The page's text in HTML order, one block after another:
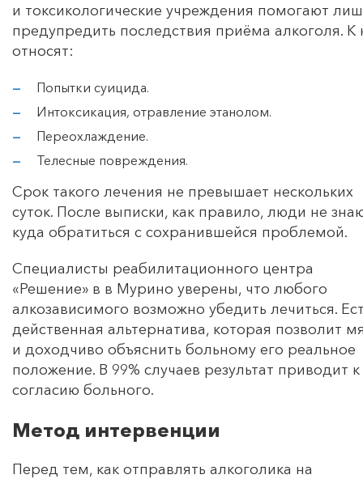
и токсикологические учреждения помогают
предупредить последствия приёма алкоголя. К
относят:
Попытки суицида.
Интоксикация, отравление этанолом.
Переохлаждение.
Телесные повреждения.
Срок такого лечения не превышает нескольких
суток. После выписки, как правило, люди не
куда обратиться с сохранившейся проблемой.
Специалисты реабилитационного центра
«Решение» в в Мурино уверены, что любого
алкозависимого возможно убедить лечиться.
действенная альтернатива, которая позволит
и доходчиво объяснить больному его реальное
положение. В 99% случаев результат приводит к
согласию больного.
Метод интервенции
Перед тем, как отправлять алкоголика на